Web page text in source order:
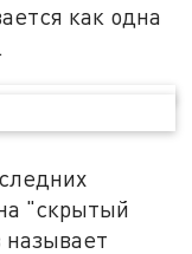
как одна
"скрытый